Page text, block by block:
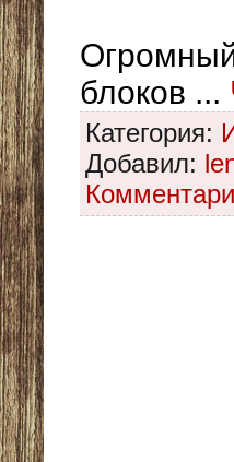
блоков ...
Категория:
Добавил: